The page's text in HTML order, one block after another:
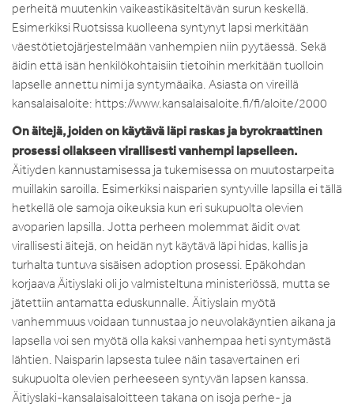
perheitä muutenkin vaikeastikäsiteltävän surun keskellä.
Esimerkiksi Ruotsissa kuolleena syntynyt lapsi merkitään
väestötietojärjestelmään vanhempien niin pyytäessä. Sekä
äidin että isän henkilökohtaisiin tietoihin merkitään tuolloin
lapselle annettu nimi ja syntymäaika. Asiasta on vireillä
kansalaisaloite: https://www.kansalaisaloite.fi/fi/aloite/2000
On äitejä, joiden on käytävä läpi raskas ja byrokraattinen
prosessi ollakseen virallisesti vanhempi lapselleen.
Äitiyden kannustamisessa ja tukemisessa on muutostarpeita
muillakin saroilla. Esimerkiksi naisparien syntyville lapsilla ei tällä
hetkellä ole samoja oikeuksia kun eri sukupuolta olevien
avoparien lapsilla. Jotta perheen molemmat äidit ovat
virallisesti äitejä, on heidän nyt käytävä läpi hidas, kallis ja
turhalta tuntuva sisäisen adoption prosessi. Epäkohdan
korjaava Äitiyslaki oli jo valmisteltuna ministeriössä, mutta se
jätettiin antamatta eduskunnalle. Äitiyslain myötä
vanhemmuus voidaan tunnustaa jo neuvolakäyntien aikana ja
lapsella voi sen myötä olla kaksi vanhempaa heti syntymästä
lähtien. Naisparin lapsesta tulee näin tasavertainen eri
sukupuolta olevien perheeseen syntyvän lapsen kanssa.
Äitiyslaki-kansalaisaloitteen takana on isoja perhe- ja